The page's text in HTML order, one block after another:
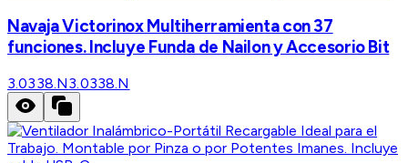
Navaja Victorinox Multiherramienta con 37
funciones. Incluye Funda de Nailon y Accesorio Bit
3.0338.N3.0338.N